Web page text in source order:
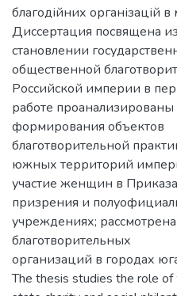
благодійних організацій в
Диссертация посвящена
становлении
общественной
Российской империи в
работе
формирования объектов
благотворительной
южных территорий
участие женщин в
призрения и
учреждениях;
благотворительных
организаций в городах
The thesis studies the role